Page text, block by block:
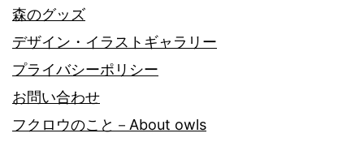
森のグッズ
デザイン・イラストギャラリー
プライバシーポリシー
お問い合わせ
フクロウのこと－About owls